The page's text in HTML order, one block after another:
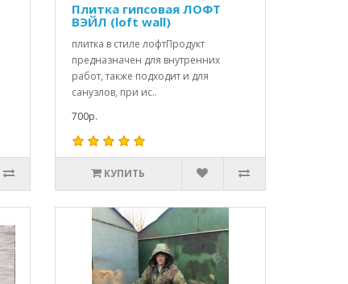
Плитка гипсовая ЛОФТ
ВЭЙЛ (loft wall)
плитка в стиле лофтПродукт
предназначен для внутренних
работ, также подходит и для
санузлов, при ис..
700р.
КУПИТЬ